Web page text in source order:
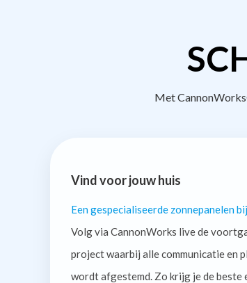
Met
Vind voor jouw huis
Een gespecialiseerde zonnepanelen
Volg via CannonWorks live de
project waarbij alle communicatie en
wordt afgestemd. Zo krijg je de beste